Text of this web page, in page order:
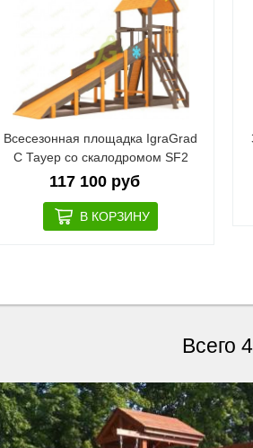
Всесезонная площадка IgraGrad
С Тауер со скалодромом SF2
117 100 руб
Всего